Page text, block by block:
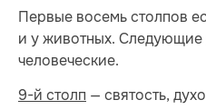
Первые восемь столпов
и у животных. Следующие
человеческие.
9-й столп — святость,